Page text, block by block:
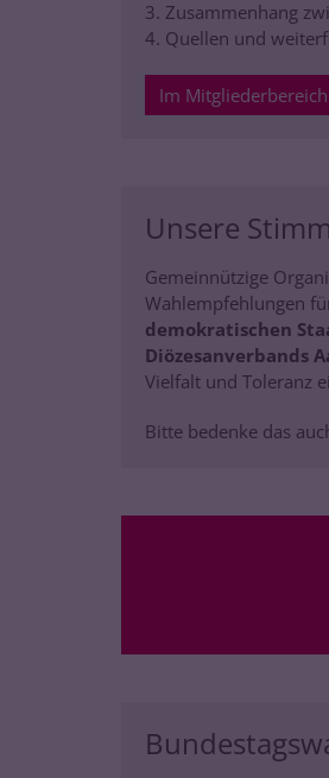
3. Zusammenhang
4. Quellen und
Im
Unsere
Gemeinnützige
Wahlempfehlungen
demokratischen
Diözesanverbands
Vielfalt und Toleranz
Bitte bedenke das